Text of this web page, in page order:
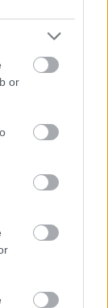
or
ιδρύθηκε;
Χρόνου:
ταξίδι
μέλλον